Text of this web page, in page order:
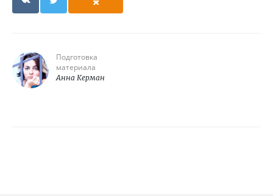
Подготовка
материала
Анна Керман